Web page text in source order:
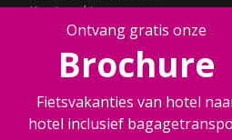
Kerstmarkten
Fietsvakanties
Wandelvakanties
Ontvang gratis onze
Brochure
Fietsvakanties van hotel
hotel inclusief